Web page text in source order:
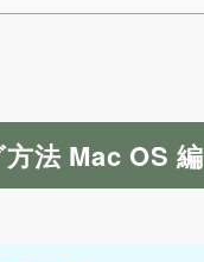
法 Mac OS 編